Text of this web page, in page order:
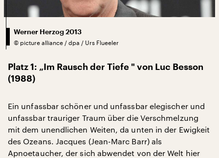
Werner Herzog 2013
© picture alliance / dpa / Urs Flueeler
Platz 1: „Im Rausch der Tiefe " von Luc Besson
(1988)
Ein unfassbar schöner und unfassbar elegischer und
unfassbar trauriger Traum über die Verschmelzung
mit dem unendlichen Weiten, da unten in der Ewigkeit
des Ozeans. Jacques (Jean-Marc Barr) als
Apnoetaucher, der sich abwendet von der Welt hier